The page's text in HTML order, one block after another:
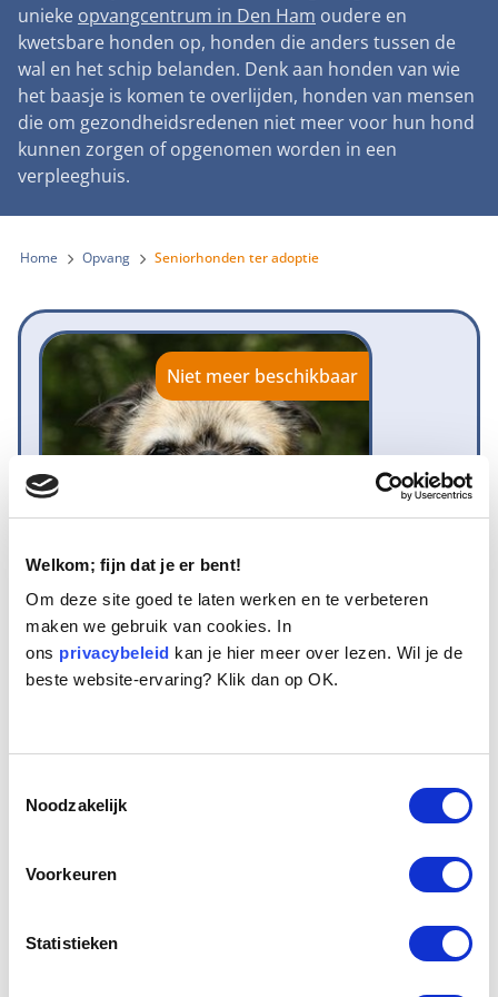
Welkom; fijn dat je er bent!
Om deze site goed te laten werken en te verbeteren
maken we gebruik van cookies. In
ons privacybeleid kan je hier meer over lezen. Wil je de
beste website-ervaring? Klik dan op OK.
Noodzakelijk
Voorkeuren
Statistieken
Landelijke registratie bijtincidenten
Verantwoord fokbeleid
Landelijk vuurwerkverbod
Verplichte pre-aanschaf cursus
Gemeentelijk meldpunt bijtincidenten
Bescherming tegen grasaren
Lezingen
Symposium Gemeentelijk Dierenbeleid
Teken onze petitie
Steun als bedrijf
Adopteer een seniorhond
Sponsor een seniorhond
Steun als vrijwilliger
Honden voor Honden Loop
Vraag een donatiebox aan
Wat wij doen
Onze organisatie
Samenwerking
Jaarverslag
Vacatures
Donateursmagazine Hond
Onze successen voor honden
Contactgegevens
Pers
Nieuws
Nieuwsbrief
Incassodata
Zoeken
unieke opvangcentrum in Den Ham oudere en
kwetsbare honden op, honden die anders tussen de
wal en het schip belanden. Denk aan honden van wie
het baasje is komen te overlijden, honden van mensen
die om gezondheidsredenen niet meer voor hun hond
kunnen zorgen of opgenomen worden in een
verpleeghuis.
Home Opvang Seniorhonden ter adoptie
Niet meer beschikbaar
Ras/type: Bastaard
Reden opvang:
Een heel klein hondje, is deze elfjarige Beauty. Met een beetje